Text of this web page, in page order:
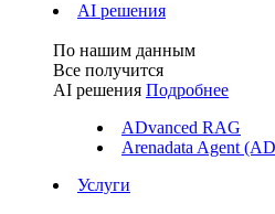
AI решения
По нашим данным
Все получится
AI решения Подробнее
ADvanced RAG
Arenadata Agent
Услуги